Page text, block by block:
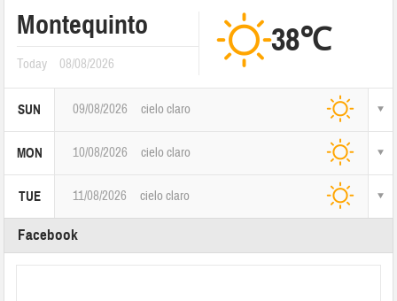
Montequinto
Today 08/08/2026
38℃
SUN 09/08/2026 cielo claro
MON 10/08/2026 cielo claro
TUE 11/08/2026 cielo claro
Facebook